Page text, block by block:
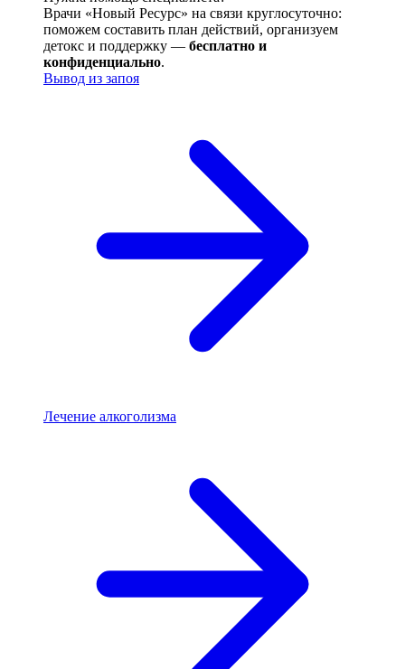
Врачи «Новый Ресурс» на связи круглосуточно:
поможем составить план действий, организуем
детокс и поддержку — бесплатно и
конфиденциально.
Вывод из запоя
Лечение алкоголизма